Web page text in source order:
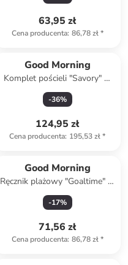
63,95 zł
Cena producenta: 86,78 zł*
Good Morning
Komplet pościeli "Savory" w
kolorze zielonym ze wzorem
-36%
124,95 zł
Cena producenta: 195,53 zł*
Good Morning
Ręcznik plażowy "Goaltime" w
kolorze zielonym
-17%
71,56 zł
Cena producenta: 86,78 zł*